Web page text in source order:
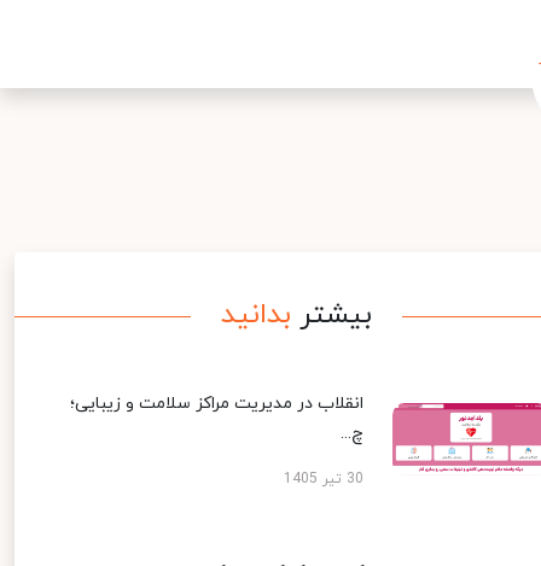
بیشتر بدانید
انقلاب در مدیریت مراکز سلامت و زیبایی؛
چ...
30 تیر 1405